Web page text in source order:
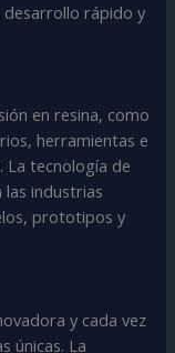
rápido y
en resina, como
herramientas e
La tecnología de
las industrias
prototipos y
y cada vez
únicas. La